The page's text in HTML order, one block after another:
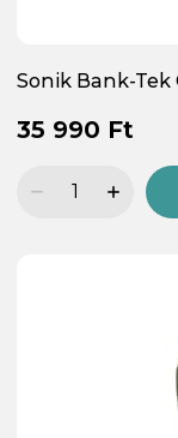
Sonik Bank-Tek
35 990 Ft